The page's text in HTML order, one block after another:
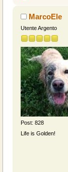
MarcoEle
Utente Argento
Post: 828
Life is Golden!